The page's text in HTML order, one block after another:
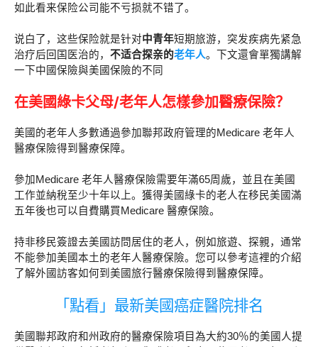
如此看来保险公司能不亏损就不错了。
说白了，这些保险就是针对中青年短期旅游，突发疾病先紧急
治疗后回国医治的， 不适合探亲的老年人。下文還會單獨講解
一下中國保險與美國保險的不同
在美國綠卡父母/老年人怎樣參加醫療保險？
美國的老年人多數通過參加聯邦政府管理的Medicare 老年人
醫療保險得到醫療保障。
參加Medicare 老年人醫療保險需要年滿65周歲，並且在美國
工作並納稅至少十年以上。獲得美國綠卡的老人在移民美國滿
五年後也可以自費購買Medicare 醫療保險。
持非移民簽證去美國訪問居住的老人，例如旅遊、探親，通常
不能參加美國本土的老年人醫療保險。您可以參考這裡的介紹
了解外國訪客如何到美國旅行醫療保險得到醫療保障。
「點看」最新美國癌症醫院排名
美國聯邦政府和州政府的醫療保險項目為大約30％的美國人提